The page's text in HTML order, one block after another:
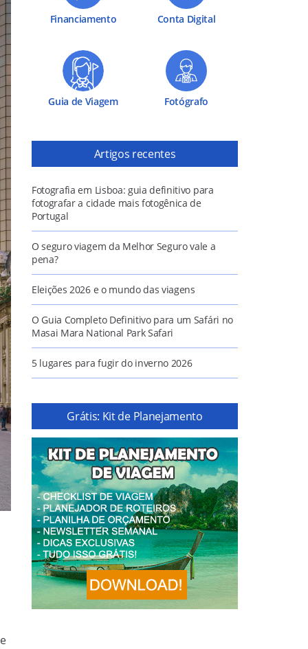
Financiamento Conta Digital
Guia de Viagem Fotógrafo
Artigos recentes
Fotografia em Lisboa: guia definitivo para
fotografar a cidade mais fotogênica de
Portugal
O seguro viagem da Melhor Seguro vale a
pena?
Eleições 2026 e o mundo das viagens
O Guia Completo Definitivo para um Safári no
Masai Mara National Park Safari
5 lugares para fugir do inverno 2026
Grátis: Kit de Planejamento